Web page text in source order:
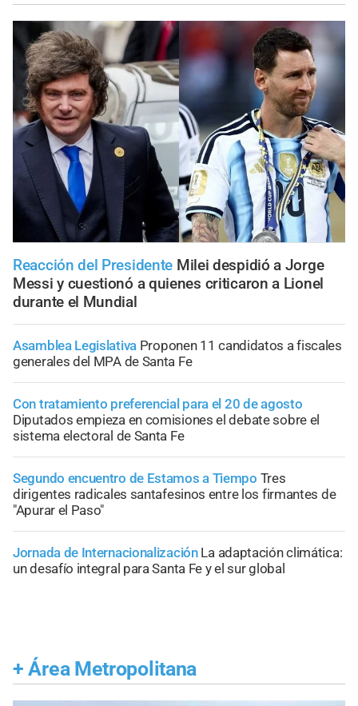
Reacción del Presidente Milei despidió a Jorge
Messi y cuestionó a quienes criticaron a Lionel
durante el Mundial
Asamblea Legislativa Proponen 11 candidatos a fiscales
generales del MPA de Santa Fe
Con tratamiento preferencial para el 20 de agosto
Diputados empieza en comisiones el debate sobre el
sistema electoral de Santa Fe
Segundo encuentro de Estamos a Tiempo Tres
dirigentes radicales santafesinos entre los firmantes de
"Apurar el Paso"
Jornada de Internacionalización La adaptación climática:
un desafío integral para Santa Fe y el sur global
+ Área Metropolitana